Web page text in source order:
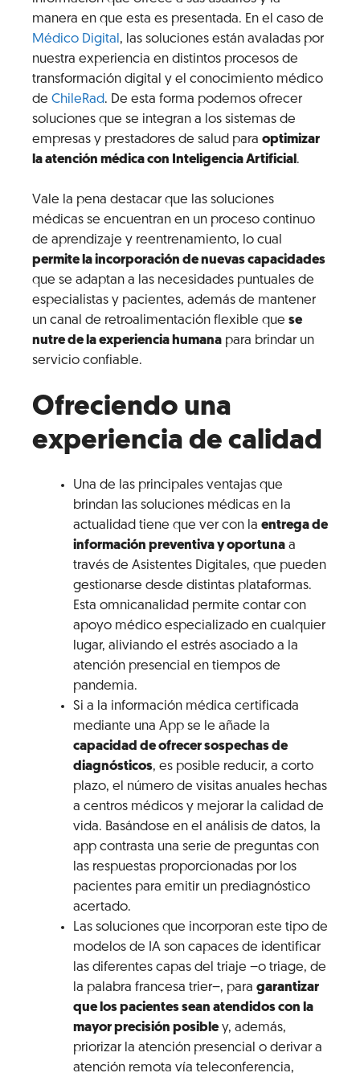
manera en que esta es presentada. En el caso de
Médico Digital , las soluciones están avaladas por
nuestra experiencia en distintos procesos de
transformación digital y el conocimiento médico
de ChileRad. De esta forma podemos ofrecer
soluciones que se integran a los sistemas de
empresas y prestadores de salud para optimizar
la atención médica con Inteligencia Artificial .
Vale la pena destacar que las soluciones
médicas se encuentran en un proceso continuo
de aprendizaje y reentrenamiento, lo cual
permite la incorporación de nuevas capacidades
que se adaptan a las necesidades puntuales de
especialistas y pacientes, además de mantener
un canal de retroalimentación flexible que se
nutre de la experiencia humana para brindar un
servicio confiable.
Ofreciendo una
experiencia de calidad
Una de las principales ventajas que
brindan las soluciones médicas en la
actualidad tiene que ver con la entrega de
información preventiva y oportuna a
través de Asistentes Digitales, que pueden
gestionarse desde distintas plataformas.
Esta omnicanalidad permite contar con
apoyo médico especializado en cualquier
lugar, aliviando el estrés asociado a la
atención presencial en tiempos de
pandemia.
Si a la información médica certificada
mediante una App se le añade la
capacidad de ofrecer sospechas de
diagnósticos, es posible reducir, a corto
plazo, el número de visitas anuales hechas
a centros médicos y mejorar la calidad de
vida. Basándose en el análisis de datos, la
app contrasta una serie de preguntas con
las respuestas proporcionadas por los
pacientes para emitir un prediagnóstico
acertado.
Las soluciones que incorporan este tipo de
modelos de IA son capaces de identificar
las diferentes capas del triaje –o triage, de
la palabra francesa trier–, para garantizar
que los pacientes sean atendidos con la
mayor precisión posibley, además,
priorizar la atención presencial o derivar a
atención remota vía teleconferencia,